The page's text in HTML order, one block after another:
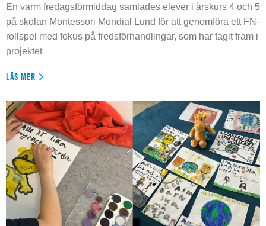
En varm fredagsförmiddag samlades elever i årskurs 4 och 5
på skolan Montessori Mondial Lund för att genomföra ett FN-
rollspel med fokus på fredsförhandlingar, som har tagit fram i
projektet
LÄS MER